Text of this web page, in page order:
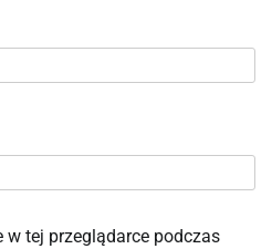
tej przeglądarce podczas